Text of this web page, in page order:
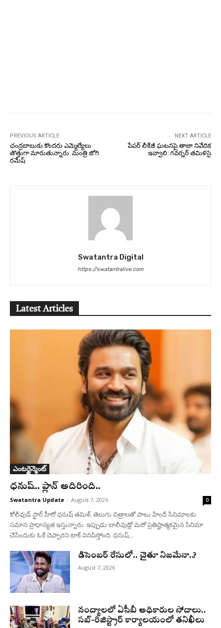
PREVIOUS ARTICLE
చంద్రబాబుకు కొందరు ఎమ్మెల్యేలు
తొత్తుగా మారుతున్నారు: మంత్రి జోగి
రమేష్
NEXT ARTICLE
పేపర్‌ లీకేజీ ఘటనపై తాజా నివేదిక
ఇవ్వాలి: గవర్నర్‌ తమిళిసై
Swatantra Digital
https://swatantralive.com
Latest Articles
ఎంటర్టైన్మెంట్
ధనుష్‌.. ప్లాన్ అదిరింది..
Swatantra Update - August 7, 2026 0
కోలీవుడ్ స్టార్ హీరో ధనుష్ తమిళ్, తెలుగు చిత్రాలతో పాటు హిందీ సినిమాలకు
సమాన ప్రాధాన్యత ఇస్తున్నారు. ఇప్పుడు బాలీవుడ్లో మరో ప్రతిష్టాత్మకమైన సినిమా
చేసేందుకు ఓకే చెప్పారని టాక్ వినిపిస్తోంది. ధనుష్...
డిసెంబర్ రేసులో.. చైతూ నిజమేనా..?
August 7, 2026
నంద్యాలలో ఏసీబీ అధికారుల సోదాలు..
సబ్-రిజిస్ట్రార్ కార్యాలయంలో తనిఖీలు